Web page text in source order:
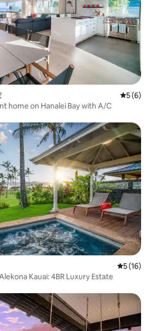
レビュー
5 (6)
home on Hanalei Bay with A/C
レビュー
5 (16)
Kauai: 4BR Luxury Estate